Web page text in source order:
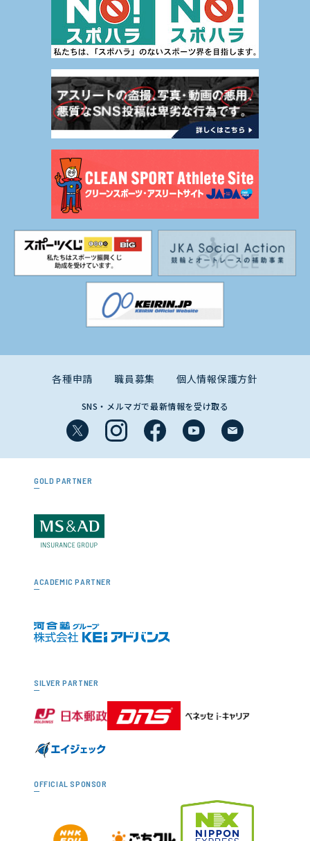
各種申請 職員募集 個人情報保護方針
SNS・メルマガで最新情報を受け取る
GOLD PARTNER
ACADEMIC PARTNER
SILVER PARTNER
OFFICIAL SPONSOR